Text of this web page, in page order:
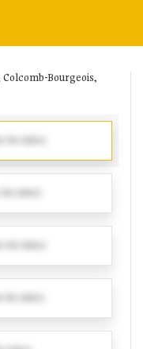
Bourgeois,